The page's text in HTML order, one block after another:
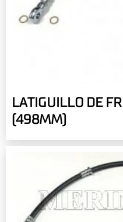
LATIGUILLO DE
(498MM)